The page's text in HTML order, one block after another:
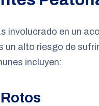
involucrado en un
un alto riesgo de
incluyen: